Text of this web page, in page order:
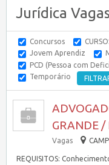
Jurídica
Concursos
Jovem Aprendiz
PCD (Pessoa com
Temporário
GRANDE /
Vagas
REQUISITOS: